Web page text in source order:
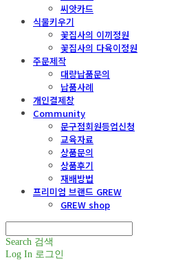
씨앗카드
식물키우기
꽃집사의 이끼정원
꽃집사의 다육이정원
주문제작
대량납품문의
납품사례
개인결제창
Community
문구점회원등업신청
교육자료
상품문의
상품후기
재배방법
프리미엄 브랜드 GREW
GREW shop
Search 검색
Log In 로그인